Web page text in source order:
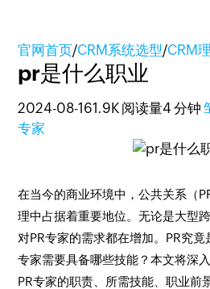
官网首页/CRM系统选型/CRM
pr是什么职业
2024-08-161.9K 阅读量4 分钟
专家
在当今的商业环境中，公共关系（
理中占据着重要地位。无论是大型
对PR专家的需求都在增加。PR究
专家需要具备哪些技能？本文将深
PR专家的职责、所需技能、职业前